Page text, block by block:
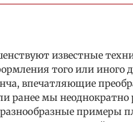
известные
того или иного
впечатляющие
ранее мы неоднократно
примеры